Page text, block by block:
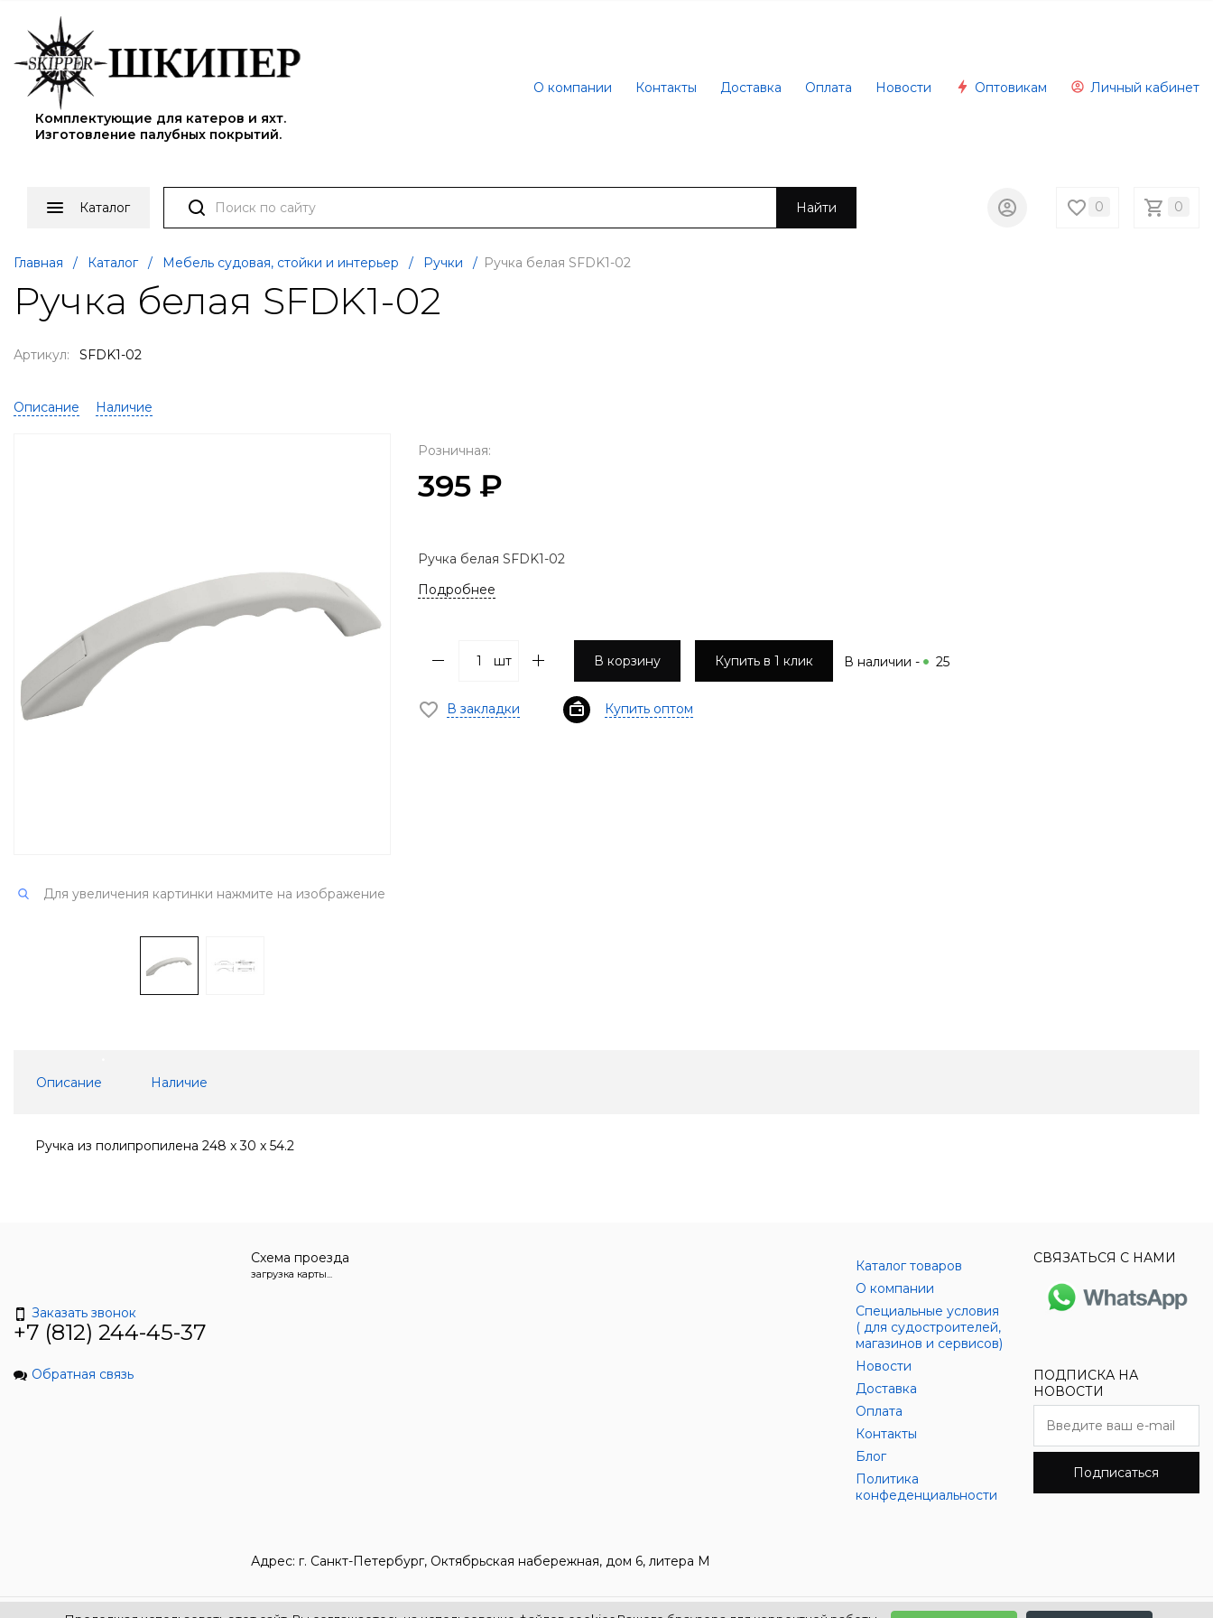
Комплектующие для катеров и яхт.
Изготовление палубных покрытий.
О компании Контакты Доставка Оплата Новости Оптовикам Личный кабинет
Каталог 0 0
Найти
Главная / Каталог / Мебель судовая, стойки и интерьер / Ручки / Ручка белая SFDK1-02
Ручка белая SFDK1-02
Артикул: SFDK1-02
Описание Наличие
Для увеличения картинки нажмите на изображение
Розничная:
395 ₽
Ручка белая SFDK1-02
Подробнее
шт В корзину Купить в 1 клик В наличии - 25
В закладки Купить оптом
Описание Наличие
Ручка из полипропилена 248 x 30 x 54.2
Заказать звонок
+7 (812) 244-45-37
Обратная связь
Схема проезда
загрузка карты...
Адрес: г. Санкт-Петербург, Октябрьская набережная, дом 6, литера М
Каталог товаров
О компании
Специальные условия
( для судостроителей,
магазинов и сервисов)
Новости
Доставка
Оплата
Контакты
Блог
Политика
конфеденциальности
СВЯЗАТЬСЯ С НАМИ
ПОДПИСКА НА
НОВОСТИ
Подписаться